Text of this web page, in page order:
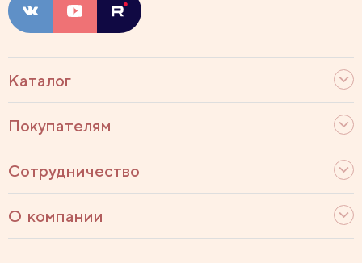
Каталог
Покупателям
Сотрудничество
О компании